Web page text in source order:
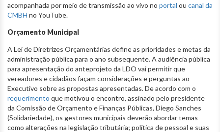
acompanhada por meio de transmissão ao vivo no portal ou canal da
CMBH no YouTube.
Orçamento Municipal
A Lei de Diretrizes Orçamentárias define as prioridades e metas da
administração pública para o ano subsequente. A audiência pública
para apresentação do anteprojeto da LDO vai permitir que
vereadores e cidadãos façam considerações e perguntas ao
Executivo sobre as propostas apresentadas. De acordo com o
requerimento que motivou o encontro, assinado pelo presidente
da Comissão de Orçamento e Finanças Públicas, Diego Sanches
(Solidariedade), os gestores municipais deverão abordar temas
como alterações na legislação tributária; política de pessoal e suas